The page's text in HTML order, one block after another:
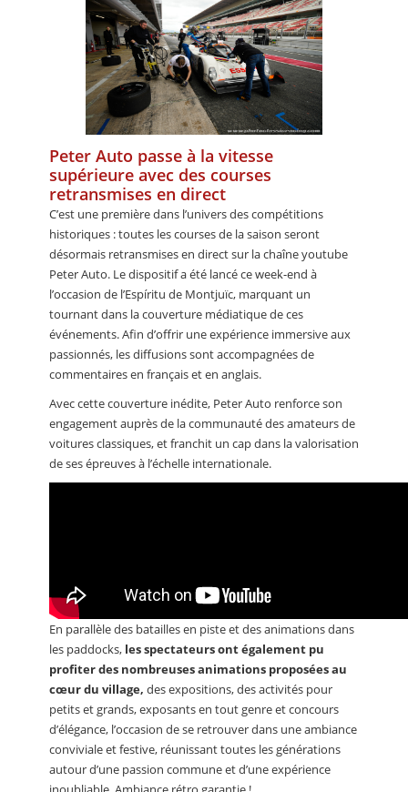
Peter Auto passe à la vitesse
supérieure avec des courses
retransmises en direct
C’est une première dans l’univers des compétitions
historiques : toutes les courses de la saison seront
désormais retransmises en direct sur la chaîne youtube
Peter Auto. Le dispositif a été lancé ce week-end à
l’occasion de l’Espíritu de Montjuïc, marquant un
tournant dans la couverture médiatique de ces
événements. Afin d’offrir une expérience immersive aux
passionnés, les diffusions sont accompagnées de
commentaires en français et en anglais.
Avec cette couverture inédite, Peter Auto renforce son
engagement auprès de la communauté des amateurs de
voitures classiques, et franchit un cap dans la valorisation
de ses épreuves à l’échelle internationale.
En parallèle des batailles en piste et des animations dans
les paddocks, les spectateurs ont également pu
profiter des nombreuses animations proposées au
cœur du village, des expositions, des activités pour
petits et grands, exposants en tout genre et concours
d’élégance, l’occasion de se retrouver dans une ambiance
conviviale et festive, réunissant toutes les générations
autour d’une passion commune et d’une expérience